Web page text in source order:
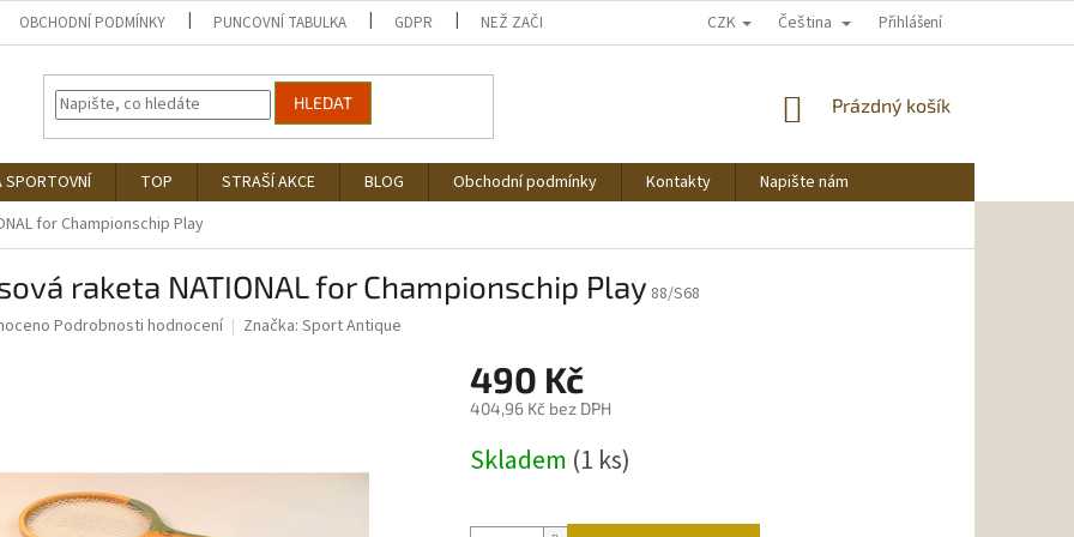
OBCHODNÍ PODMÍNKY PUNCOVNÍ TABULKA GDPR NEŽ ZAČNU NAKUPOVAT CZK Čeština Přihlášení
HLEDAT
NÁKUPNÍ
Prázdný košík
SPORTOVNÍ TOP STRAŠÍ AKCE BLOG Obchodní podmínky Kontakty
Napište nám
for Championschip Play
raketa NATIONAL for Championschip Play 88/S68
Podrobnosti hodnocení Značka: Sport Antique
490 Kč
404,96 Kč bez DPH
cena:
Skladem (1 ks)